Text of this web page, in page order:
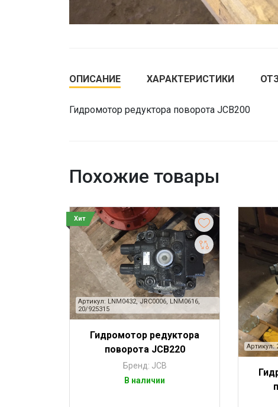
ОПИСАНИЕ ХАРАКТЕРИСТИКИ
Гидромотор редуктора поворота JCB200
Похожие товары
Хит
Артикул: LNM0432, JRC0006, LNM0616,
20/925315
Гидромотор редуктора
поворота JCB220
Бренд: JCB
В наличии
Артикул: